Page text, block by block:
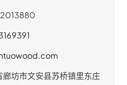
廊坊市文安县苏桥镇里东庄